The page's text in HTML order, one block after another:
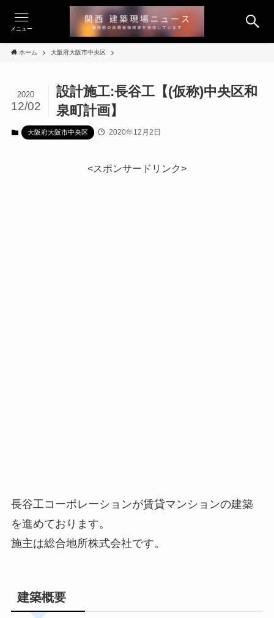
メニュー
ホーム 大阪府大阪市中央区
設計施工:長谷工【(仮称)中央区和
泉町計画】
2020
12/02
大阪府大阪市中央区 2020年12月2日
<スポンサードリンク>
長谷工コーポレーションが賃貸マンションの建築
を進めております。
施主は総合地所株式会社です。
建築概要